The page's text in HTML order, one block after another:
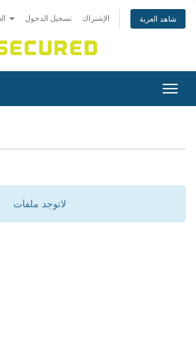
تسجيل الدخول الإشتراك شاهد العربة
تبديل
التنقل
لاتوجد ملفات